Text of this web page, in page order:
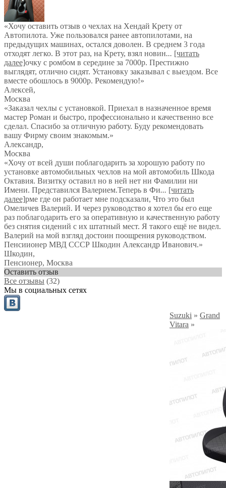
«Хочу оставить отзыв о чехлах на Хендай Крету от
Автопилота. Уже пользовался ранее автопилотами, на
предыдущих машинах, остался доволен. В среднем 3 года
отходят легко. В этот раз, на Крету, взял новин... [читать
далее]очку с ромбом в середине за 7000р. Престижно
выглядят, отлично сидят. Установку заказывал с выездом. Все
вместе обошлось в 9000р. Рекомендую!»
Алексей,
Москва
«Заказал чехлы с установкой. Приехал в назначенное время
мастер Роман и быстро, профессионально и качественно все
сделал. Спасибо за отличную работу. Буду рекомендовать
вашу Фирму своим знакомым.»
Александр,
Москва
«Хочу от всей души поблагодарить за хорошую работу по
установке автомобильных чехлов на мой автомобиль Шкода
Октавия. Визитку оставил но в ней нет ни Фамилии ни
Имени. Представился Валерием.Теперь в Фи... [читать
далее]рме где он работает мне подсказали, Что это был
Омеличев Валерий. И через руководство я хотел бы его еще
раз поблагодарить его за оперативную и качественную работу
без снятия сидений с их штатный мест. Я такого ещё не видел.
Валерий на мой взгляд достоин поощрения руководством.
Пенсиионер МВД СССР Шкодин Александр Иванович.»
Шкодин,
Пенсионер, Москва
Оставить отзыв
Все отзывы (32)
Мы в социальных сетях
Suzuki » Grand
Vitara »